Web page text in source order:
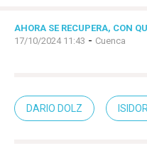
AHORA SE RECUPERA, CON
17/10/2024 11:43 - Cuenca
DARIO DOLZ